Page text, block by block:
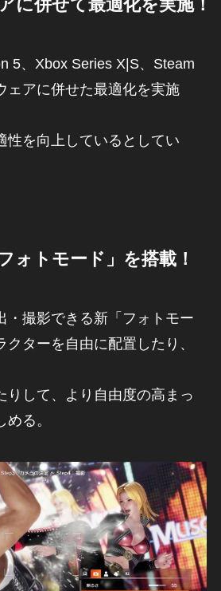
に併せて最適化を実施！
5、Xbox Series X|S、Steam
ェアに併せた最適化を実施
性を向上しているとしてい
ォトモード」を搭載！
撮影できる新「フォトモー
クターを自由に配置したり、
りして、より自由度の高まっ
る。